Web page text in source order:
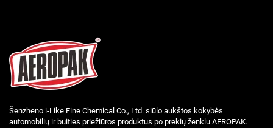
Šenzheno i-Like Fine Chemical Co., Ltd. siūlo aukštos kokybės
automobilių ir buities priežiūros produktus po prekių ženklu AEROPAK.